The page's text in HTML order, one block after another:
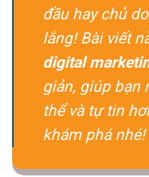
đầu hay chủ
lắng! Bài viết
digital
giản, giúp bạn
thể và tự tin
khám phá nhé!